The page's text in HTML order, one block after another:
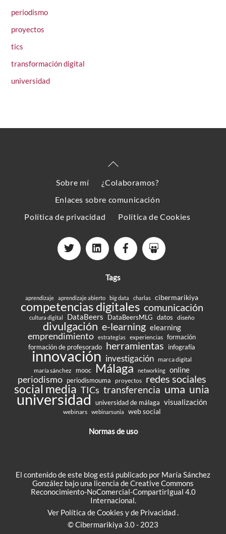
periodismo
proyectos
tics
transformación digital
universidad
Back
Top
Sobre mí
¿Colaboramos?
Enlaces sobre comunicación
Política de privacidad
Política de Cookies
Tags
aprendizaje aprendizaje abierto big data charlas cibermarikiya
competencias digitales comunicación
cultura digital DataBeers DataBeersMLG datos diseño
divulgación e-learning elearning
emprendimiento estrategias experiencias formación
formación de profesorado herramientas infografía
innovación investigación marca digital
maría sánchez
mooc Málaga networking online
periodismo periodismouma proyectos redes sociales
social media TICs transferencia uma unia
universidad universidad de málaga visualización
webinars webinarsunia web social
Normas de uso
El contenido de este blog está publicado por María Sánchez
González bajo una licencia de Creative Commons
Reconocimiento-NoComercial-CompartirIgual 4.0
Internacional.
Ver Política de Cookies y de Privacidad.
© Cibermarikiya 3.0 - 2023